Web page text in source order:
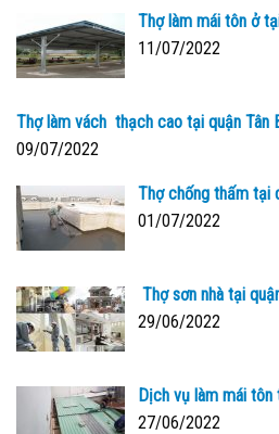
Thợ làm mái tôn ở
11/07/2022
Thợ làm vách thạch cao tại quận Tân
09/07/2022
Thợ chống thấm tại
01/07/2022
Thợ sơn nhà tại
29/06/2022
Dịch vụ làm mái tôn
27/06/2022